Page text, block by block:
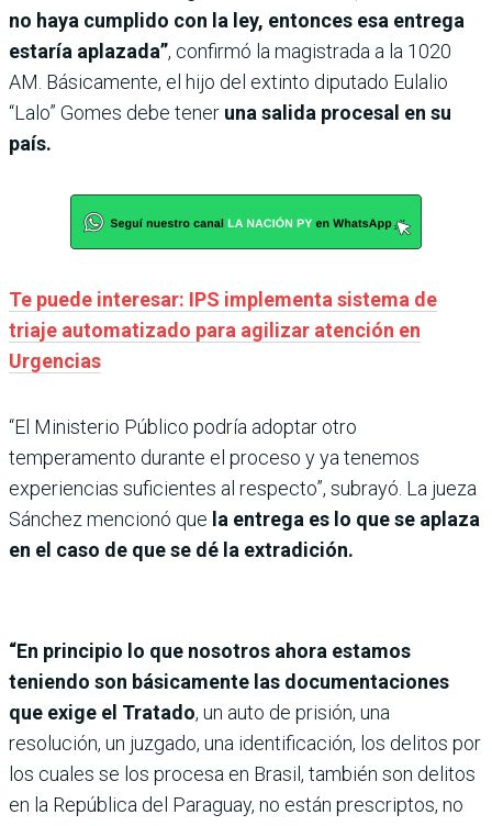
no haya cumplido con la ley, entonces esa entrega
estaría aplazada”, confirmó la magistrada a la 1020
AM. Básicamente, el hijo del extinto diputado Eulalio
“Lalo” Gomes debe tener una salida procesal en su
país.
Te puede interesar: IPS implementa sistema de
triaje automatizado para agilizar atención en
Urgencias
“El Ministerio Público podría adoptar otro
temperamento durante el proceso y ya tenemos
experiencias suficientes al respecto”, subrayó. La jueza
Sánchez mencionó que la entrega es lo que se aplaza
en el caso de que se dé la extradición.
“En principio lo que nosotros ahora estamos
teniendo son básicamente las documentaciones
que exige el Tratado, un auto de prisión, una
resolución, un juzgado, una identificación, los delitos por
los cuales se los procesa en Brasil, también son delitos
en la República del Paraguay, no están prescriptos, no